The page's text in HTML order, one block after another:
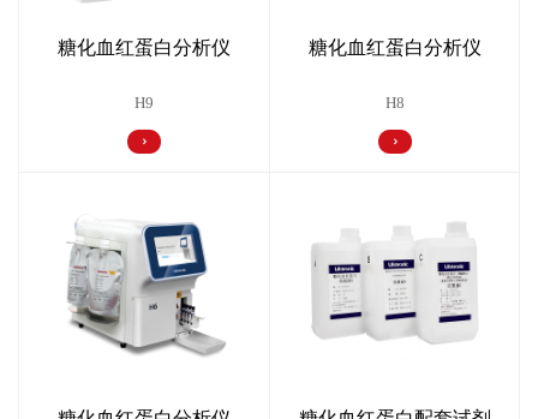
糖化血红蛋白分析仪
H9
糖化血红蛋白分析仪
H8